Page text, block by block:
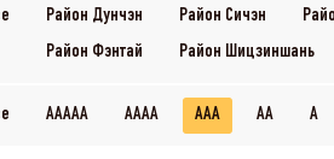
Район Дунчэн Район Сичэн
Район Фэнтай
Район Шицзиншань
AAAAA AAAA AAA AA A